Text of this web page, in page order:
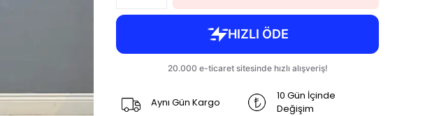
Aynı Gün Kargo
10 Gün İçinde
Değişim